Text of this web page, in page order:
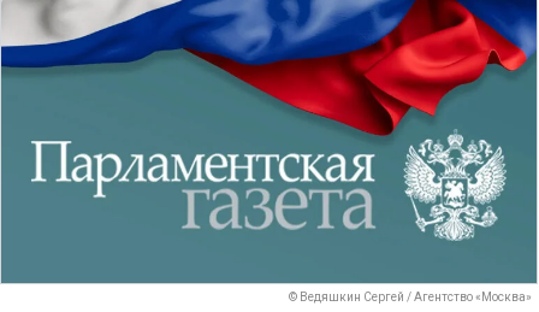
© Ведяшкин Сергей / Агентство «Москва»